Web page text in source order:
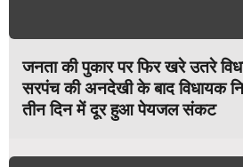
जनता की पुकार पर फिर खरे उतरे
सरपंच की अनदेखी के बाद विधायक
तीन दिन में दूर हुआ पेयजल संकट